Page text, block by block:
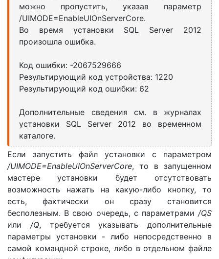
можно пропустить, указав параметр
/UIMODE=EnableUIOnServerCore.
Во время установки SQL Server 2012
произошла ошибка.
Код ошибки: -2067529666
Результирующий код устройства: 1220
Результирующий код ошибки: 62
Дополнительные сведения см. в журналах
установки SQL Server 2012 во временном
каталоге.
Если запустить файл установки с параметром
/UIMODE=EnableUIOnServerCore, то в запущенном
мастере установки будет отсутствовать
возможность нажать на какую-либо кнопку, то
есть, фактически он сразу становится
бесполезным. В свою очередь, с параметрами /QS
или /Q, требуется указывать дополнительные
параметры установки - либо непосредственно в
самой командной строке, либо в отдельном файле